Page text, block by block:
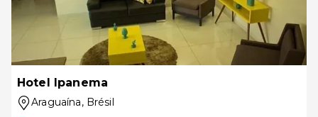
Hotel Ipanema
Araguaína, Brésil